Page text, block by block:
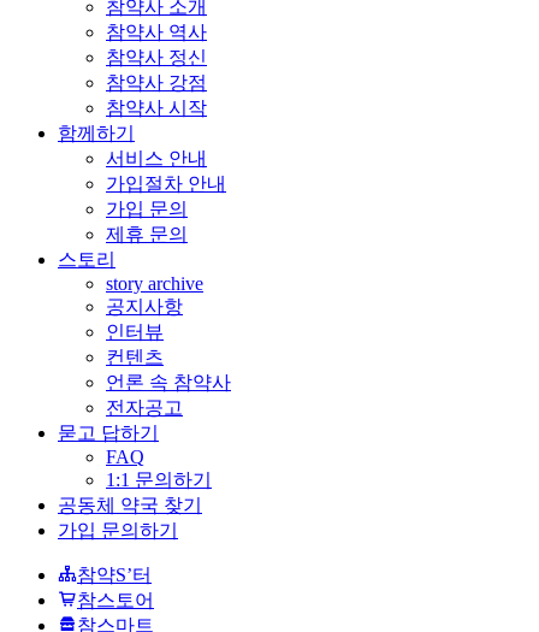
참약사 소개
참약사 역사
참약사 정신
참약사 강점
참약사 시작
함께하기
서비스 안내
가입절차 안내
가입 문의
제휴 문의
스토리
story archive
공지사항
인터뷰
컨텐츠
언론 속 참약사
전자공고
묻고 답하기
FAQ
1:1 문의하기
공동체 약국 찾기
가입 문의하기
참약S’터
참스토어
참스마트